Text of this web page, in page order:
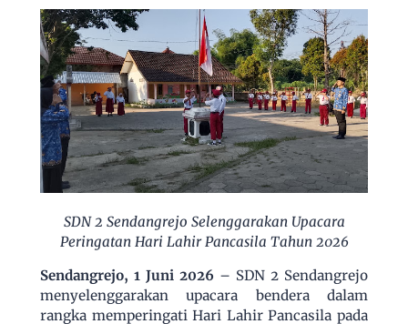
SDN 2 Sendangrejo Selenggarakan Upacara
Peringatan Hari Lahir Pancasila Tahun 2026
Sendangrejo, 1 Juni 2026 – SDN 2 Sendangrejo
menyelenggarakan upacara bendera dalam
rangka memperingati Hari Lahir Pancasila pada